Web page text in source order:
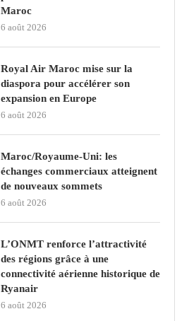
Maroc
6 août 2026
Royal Air Maroc mise sur la
diaspora pour accélérer son
expansion en Europe
6 août 2026
Maroc/Royaume-Uni: les
échanges commerciaux atteignent
de nouveaux sommets
6 août 2026
L’ONMT renforce l’attractivité
des régions grâce à une
connectivité aérienne historique de
Ryanair
6 août 2026